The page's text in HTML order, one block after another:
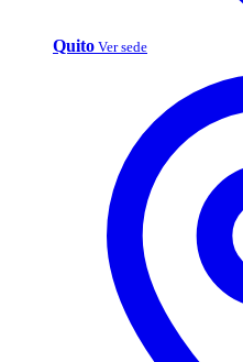
Quito Ver sede